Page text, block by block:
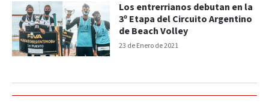
23 de Enero de 2021
Los entrerrianos debutan en la
3º Etapa del Circuito Argentino
de Beach Volley